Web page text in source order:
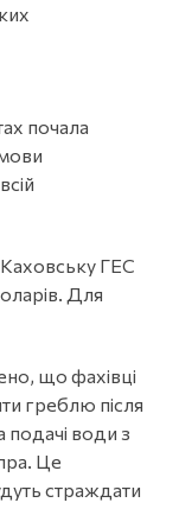
почала
ГЕС
Для
що фахівці
греблю після
подачі води з
Це
страждати